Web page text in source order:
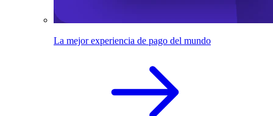
La mejor experiencia de pago del mundo